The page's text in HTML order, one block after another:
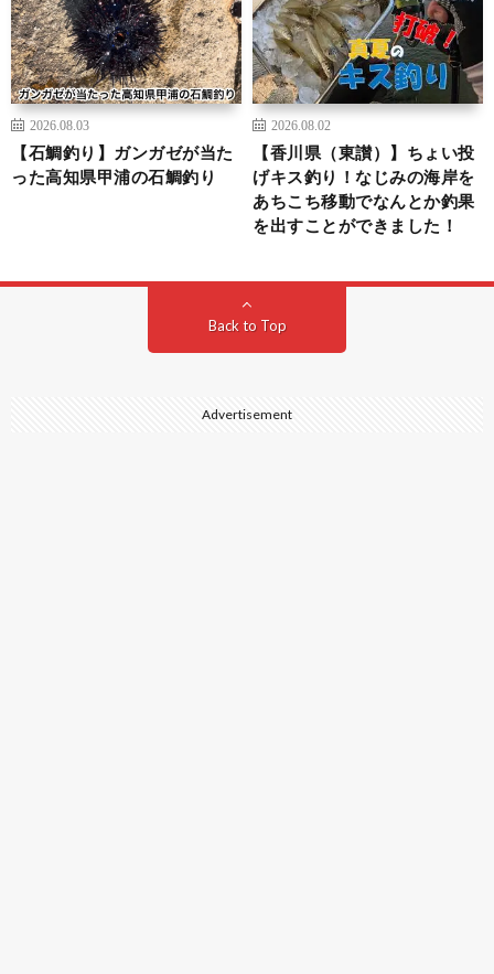
2026.08.03
【石鯛釣り】ガンガゼが当た
った高知県甲浦の石鯛釣り
2026.08.02
【香川県（東讃）】ちょい投
げキス釣り！なじみの海岸を
あちこち移動でなんとか釣果
を出すことができました！
Back to Top
Advertisement